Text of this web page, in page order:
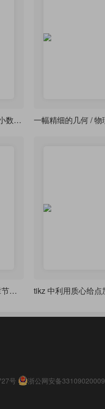
用 tikz 制作支持半星、小数评分显示的星级评分
TiKZ 制作一个别致的章节样式 tikz 中利用质心给点
号 浙公网安备